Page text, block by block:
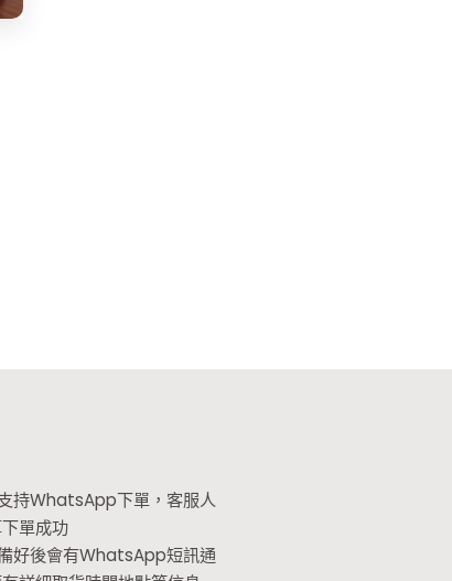
持WhatsApp下單，客服人
單成功
好後會有WhatsApp短訊通